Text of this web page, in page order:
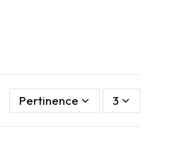
Pertinence 3